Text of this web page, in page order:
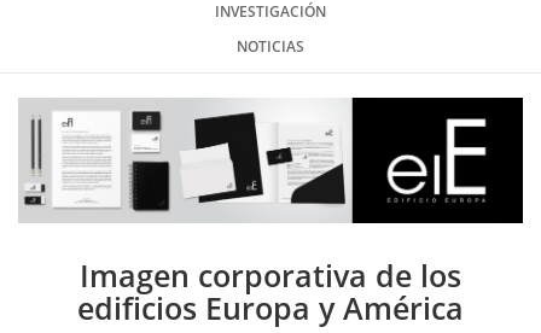
INVESTIGACIÓN
NOTICIAS
Imagen corporativa de los
edificios Europa y América